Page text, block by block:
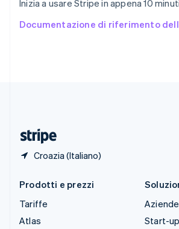
Inizia a usare Stripe in appena 10 minuti
Documentazione di riferimento
Croazia (Italiano)
EspañolEnglish
English Español 简体中文
Prodotti e prezzi
Tariffe
Atlas
Aziende
Start-up